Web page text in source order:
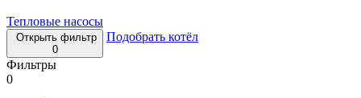
Тепловые насосы
Открыть фильтр
0
Подобрать котёл
Фильтры
0